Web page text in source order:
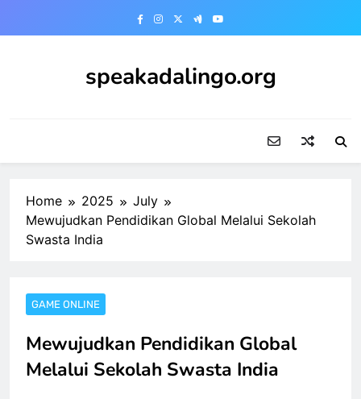
speakadalingo.org
Home 2025
July
Mewujudkan Pendidikan Global Melalui Sekolah
Swasta India
GAME ONLINE
Mewujudkan Pendidikan Global
Melalui Sekolah Swasta India